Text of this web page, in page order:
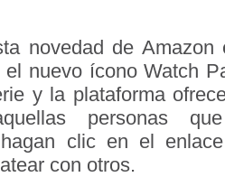
novedad de Amazon
nuevo ícono Watch
y la plataforma
personas
hagan clic en el
con otros.